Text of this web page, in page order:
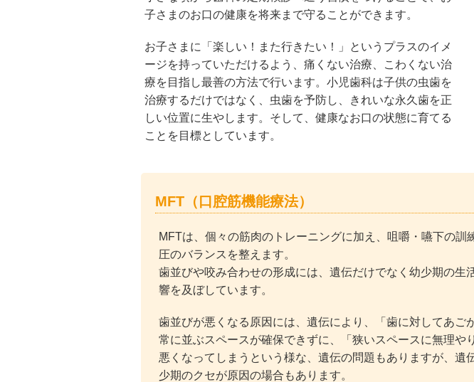
子さまのお口の健康を将来まで守ることができます。
お子さまに「楽しい！また行きたい！」というプラスのイメ
ージを持っていただけるよう、痛くない治療、こわくない治
療を目指し最善の方法で行います。小児歯科は子供の虫歯を
治療するだけではなく、虫歯を予防し、きれいな永久歯を正
しい位置に生やします。そして、健康なお口の状態に育てる
ことを目標としています。
MFT（口腔筋機能療法）
MFTは、個々の筋肉のトレーニングに加え、咀嚼・嚥下の訓
圧のバランスを整えます。
歯並びや咬み合わせの形成には、遺伝だけでなく幼少期の生
響を及ぼしています。
歯並びが悪くなる原因には、遺伝により、「歯に対してあご
常に並ぶスペースが確保できずに、「狭いスペースに無理や
悪くなってしまうという様な、遺伝の問題もありますが、遺
少期のクセが原因の場合もあります。